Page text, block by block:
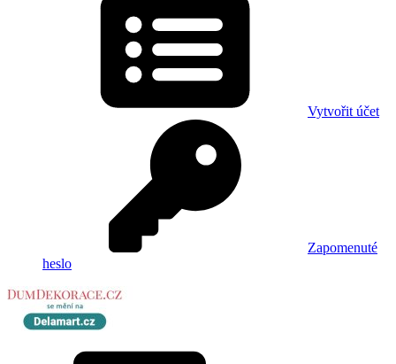
Vytvořit účet
Zapomenuté
heslo